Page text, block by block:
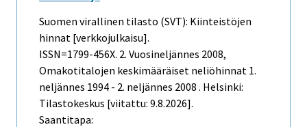
Suomen virallinen tilasto (SVT): Kiinteistöjen
hinnat [verkkojulkaisu].
ISSN=1799-456X. 2. Vuosineljännes 2008,
Omakotitalojen keskimääräiset neliöhinnat 1.
neljännes 1994 - 2. neljännes 2008 . Helsinki:
Tilastokeskus [viitattu: 9.8.2026].
Saantitapa: